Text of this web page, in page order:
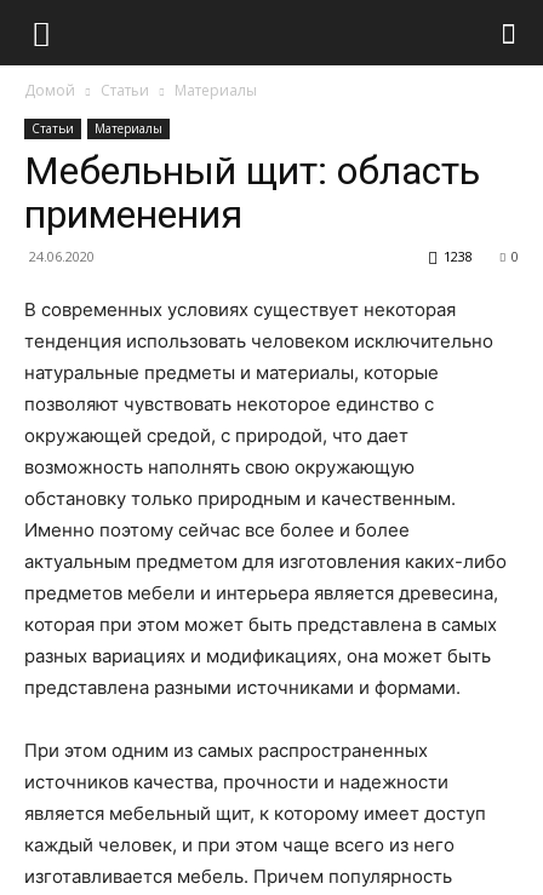
Домой Статьи Материалы
Статьи Материалы
Мебельный щит: область
применения
24.06.2020 0
1238
В современных условиях существует некоторая
тенденция использовать человеком исключительно
натуральные предметы и материалы, которые
позволяют чувствовать некоторое единство с
окружающей средой, с природой, что дает
возможность наполнять свою окружающую
обстановку только природным и качественным.
Именно поэтому сейчас все более и более
актуальным предметом для изготовления каких-либо
предметов мебели и интерьера является древесина,
которая при этом может быть представлена в самых
разных вариациях и модификациях, она может быть
представлена разными источниками и формами.
При этом одним из самых распространенных
источников качества, прочности и надежности
является мебельный щит, к которому имеет доступ
каждый человек, и при этом чаще всего из него
изготавливается мебель. Причем популярность